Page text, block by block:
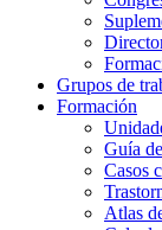
Grupos de
Formación
Guía
Casos
Atlas